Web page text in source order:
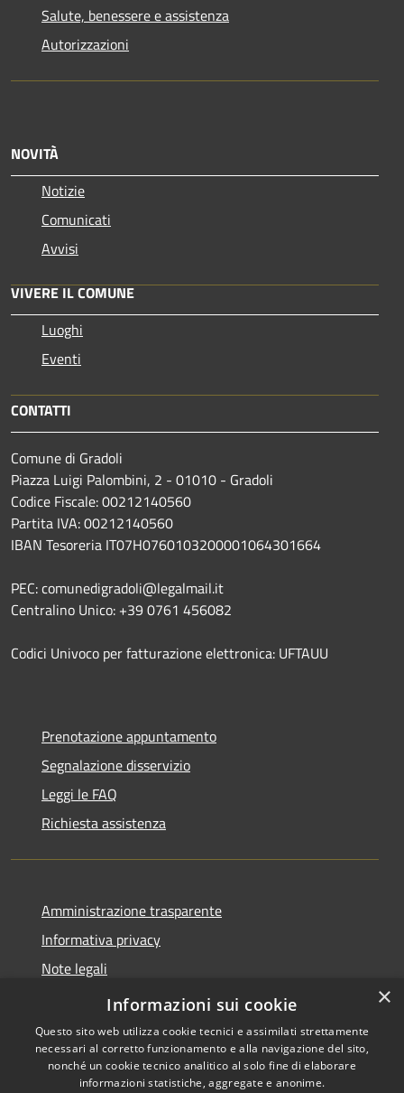
Salute, benessere e assistenza
Autorizzazioni
NOVITÀ
Notizie
Comunicati
Avvisi
VIVERE IL COMUNE
Luoghi
Eventi
CONTATTI
Comune di Gradoli
Piazza Luigi Palombini, 2 - 01010 - Gradoli
Codice Fiscale: 00212140560
Partita IVA: 00212140560
IBAN Tesoreria IT07H0760103200001064301664
PEC: comunedigradoli@legalmail.it
Centralino Unico: +39 0761 456082
Codici Univoco per fatturazione elettronica: UFTAUU
Prenotazione appuntamento
Segnalazione disservizio
Leggi le FAQ
Richiesta assistenza
Amministrazione trasparente
Informativa privacy
Note legali
Dichiarazione di accessibilità
Copyright © 2026 • Comune di
×
Informazioni sui cookie
Questo sito web utilizza cookie tecnici e assimilati strettamente
necessari al corretto funzionamento e alla navigazione del sito,
nonché un cookie tecnico analitico al solo fine di elaborare
informazioni statistiche, aggregate e anonime.